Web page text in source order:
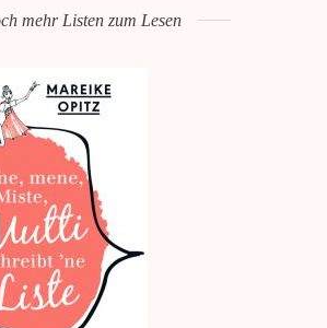
mehr Listen zum Lesen